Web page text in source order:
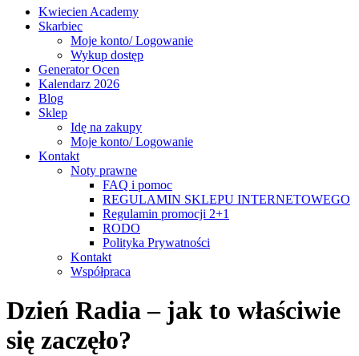
Kwiecien Academy
Skarbiec
Moje konto/ Logowanie
Wykup dostęp
Generator Ocen
Kalendarz 2026
Blog
Sklep
Idę na zakupy
Moje konto/ Logowanie
Kontakt
Noty prawne
FAQ i pomoc
REGULAMIN SKLEPU INTERNETOWEGO
Regulamin promocji 2+1
RODO
Polityka Prywatności
Kontakt
Współpraca
Dzień Radia – jak to właściwie
się zaczęło?